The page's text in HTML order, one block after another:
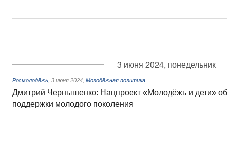
3 июня 2024, понедельник
Росмолодёжь 3 июня 2024 Молодёжная политика
Дмитрий Чернышенко: Нацпроект «Молодёжь и дети»
поддержки молодого поколения